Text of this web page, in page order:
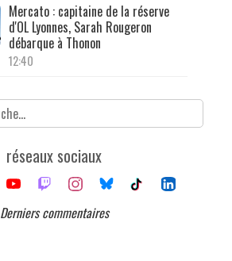
Mercato : capitaine de la réserve
d'OL Lyonnes, Sarah Rougeron
débarque à Thonon
12:40
réseaux sociaux
Derniers commentaires